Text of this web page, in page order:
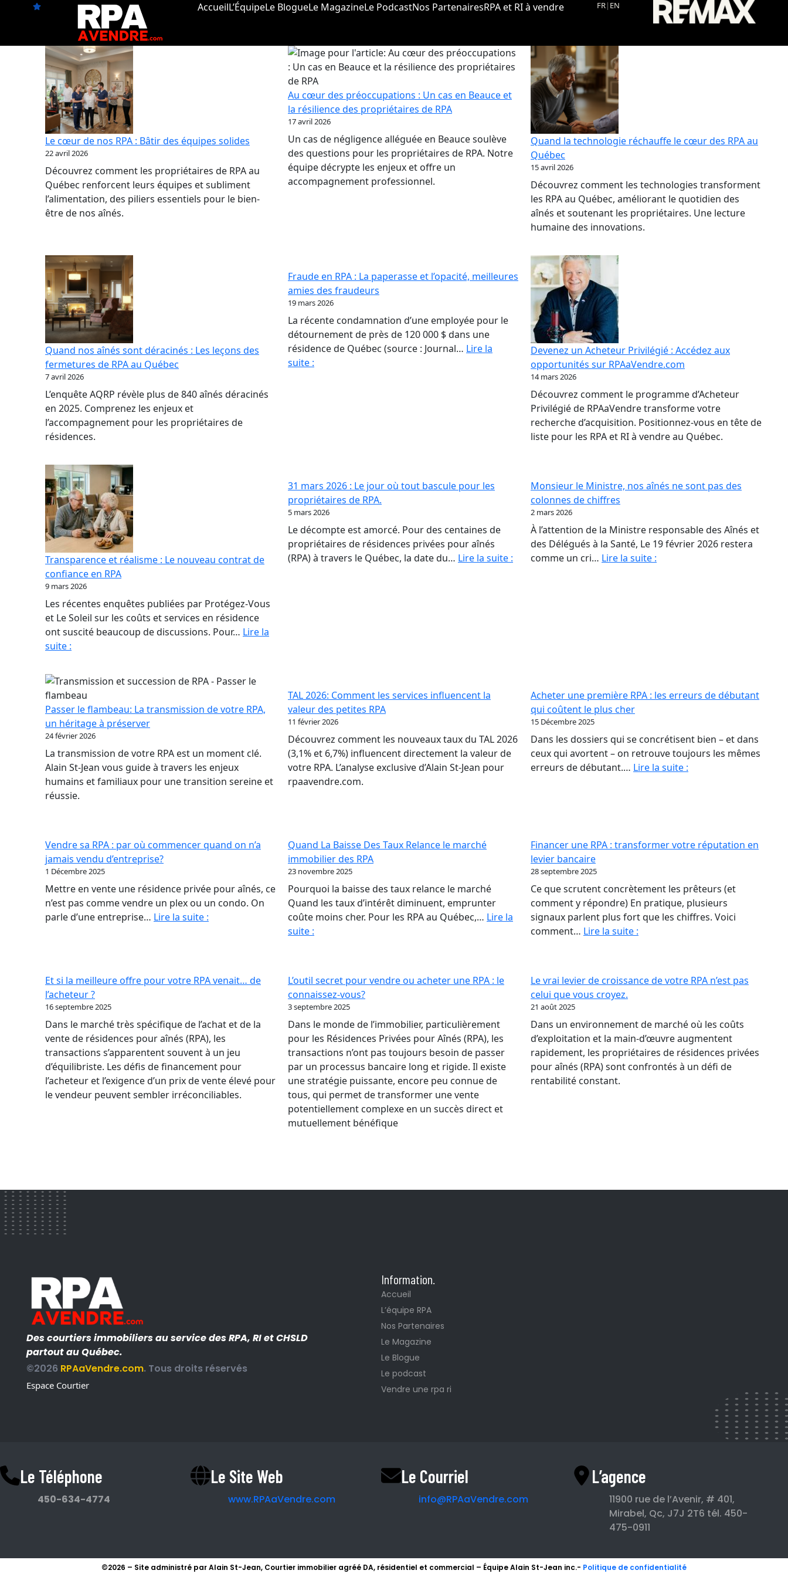
AccueilL’ÉquipeLe BlogueLe MagazineLe PodcastNos PartenairesRPA et RI à vendre FR| EN
Le cœur de nos RPA : Bâtir des équipes solides
22 avril 2026
Découvrez comment les propriétaires de RPA au
Québec renforcent leurs équipes et subliment
l’alimentation, des piliers essentiels pour le bien-
être de nos aînés.
Au cœur des préoccupations : Un cas en Beauce et
la résilience des propriétaires de RPA
17 avril 2026
Un cas de négligence alléguée en Beauce soulève
des questions pour les propriétaires de RPA. Notre
équipe décrypte les enjeux et offre un
accompagnement professionnel.
Quand la technologie réchauffe le cœur des RPA au
Québec
15 avril 2026
Découvrez comment les technologies transforment
les RPA au Québec, améliorant le quotidien des
aînés et soutenant les propriétaires. Une lecture
humaine des innovations.
Quand nos aînés sont déracinés : Les leçons des
fermetures de RPA au Québec
7 avril 2026
L’enquête AQRP révèle plus de 840 aînés déracinés
en 2025. Comprenez les enjeux et
l’accompagnement pour les propriétaires de
résidences.
Fraude en RPA : La paperasse et l’opacité, meilleures
amies des fraudeurs
19 mars 2026
La récente condamnation d’une employée pour le
détournement de près de 120 000 $ dans une
résidence de Québec (source : Journal… Lire la
suite :
amies
des
fraudeurs
Devenez un Acheteur Privilégié : Accédez aux
opportunités sur RPAaVendre.com
14 mars 2026
Découvrez comment le programme d’Acheteur
Privilégié de RPAaVendre transforme votre
recherche d’acquisition. Positionnez-vous en tête de
liste pour les RPA et RI à vendre au Québec.
Transparence et réalisme : Le nouveau contrat de
confiance en RPA
9 mars 2026
Les récentes enquêtes publiées par Protégez-Vous
et Le Soleil sur les coûts et services en résidence
ont suscité beaucoup de discussions. Pour… Lire la
suite :
:
Le
nouveau
contrat
confiance
en
RPA
31 mars 2026 : Le jour où tout bascule pour les
propriétaires de RPA.
5 mars 2026
Le décompte est amorcé. Pour des centaines de
propriétaires de résidences privées pour aînés
(RPA) à travers le Québec, la date du… Lire la suite :
propriétaires
RPA.
Monsieur le Ministre, nos aînés ne sont pas des
colonnes de chiffres
2 mars 2026
À l’attention de la Ministre responsable des Aînés et
des Délégués à la Santé, Le 19 février 2026 restera
comme un cri… Lire la suite :
de
Passer le flambeau: La transmission de votre RPA,
un héritage à préserver
24 février 2026
La transmission de votre RPA est un moment clé.
Alain St-Jean vous guide à travers les enjeux
humains et familiaux pour une transition sereine et
réussie.
TAL 2026: Comment les services influencent la
valeur des petites RPA
11 février 2026
Découvrez comment les nouveaux taux du TAL 2026
(3,1% et 6,7%) influencent directement la valeur de
votre RPA. L’analyse exclusive d’Alain St-Jean pour
rpaavendre.com.
Acheter une première RPA : les erreurs de débutant
qui coûtent le plus cher
15 Décembre 2025
Dans les dossiers qui se concrétisent bien – et dans
ceux qui avortent – on retrouve toujours les mêmes
erreurs de débutant.… Lire la suite :
erreurs
qui
coûtent
le
Vendre sa RPA : par où commencer quand on n’a
jamais vendu d’entreprise?
1 Décembre 2025
Mettre en vente une résidence privée pour aînés, ce
n’est pas comme vendre un plex ou un condo. On
parle d’une entreprise… Lire la suite :
où
on
n’a
jamais
vendu
d’entreprise?
Quand La Baisse Des Taux Relance le marché
immobilier des RPA
23 novembre 2025
Pourquoi la baisse des taux relance le marché
Quand les taux d’intérêt diminuent, emprunter
coûte moins cher. Pour les RPA au Québec,… Lire la
suite :
Taux
Relance
marché
immobilier
des
RPA
Financer une RPA : transformer votre réputation en
levier bancaire
28 septembre 2025
Ce que scrutent concrètement les prêteurs (et
comment y répondre) En pratique, plusieurs
signaux parlent plus fort que les chiffres. Voici
comment… Lire la suite :
transformer
en
levier
bancaire
Et si la meilleure offre pour votre RPA venait… de
l’acheteur ?
16 septembre 2025
Dans le marché très spécifique de l’achat et de la
vente de résidences pour aînés (RPA), les
transactions s’apparentent souvent à un jeu
d’équilibriste. Les défis de financement pour
l’acheteur et l’exigence d’un prix de vente élevé pour
le vendeur peuvent sembler irréconciliables.
L’outil secret pour vendre ou acheter une RPA : le
connaissez-vous?
3 septembre 2025
Dans le monde de l’immobilier, particulièrement
pour les Résidences Privées pour Aînés (RPA), les
transactions n’ont pas toujours besoin de passer
par un processus bancaire long et rigide. Il existe
une stratégie puissante, encore peu connue de
tous, qui permet de transformer une vente
potentiellement complexe en un succès direct et
mutuellement bénéfique
Le vrai levier de croissance de votre RPA n’est pas
celui que vous croyez.
21 août 2025
Dans un environnement de marché où les coûts
d’exploitation et la main-d’œuvre augmentent
rapidement, les propriétaires de résidences privées
pour aînés (RPA) sont confrontés à un défi de
rentabilité constant.
Des courtiers immobiliers au service des RPA, RI et CHSLD
partout au Québec.
©2026 RPAaVendre.com. Tous droits réservés
Espace Courtier
Information.
Accueil
L’équipe RPA
Nos Partenaires
Le Magazine
Le Blogue
Le podcast
Vendre une rpa ri
Le Téléphone
450-634-4774
Le Site Web
www.RPAaVendre.com
Le Courriel
info@RPAaVendre.com
L’agence
11900 rue de l’Avenir, # 401,
Mirabel, Qc, J7J 2T6 tél. 450-
475-0911
©2026 – Site administré par Alain St-Jean, Courtier immobilier agréé DA, résidentiel et commercial – Équipe Alain St-Jean inc.- Politique de confidentialité